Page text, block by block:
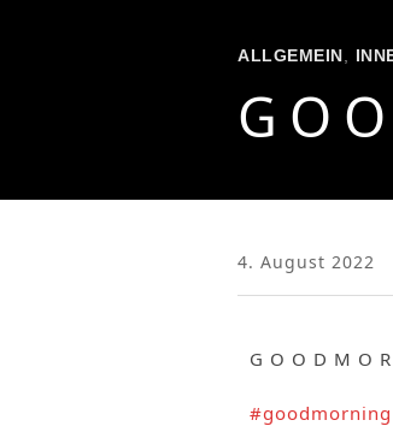
ALLGEMEIN
4. August 2022
G O O D M O
#goodmorning